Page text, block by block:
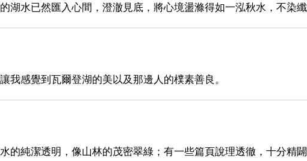
湖水已然匯入心間，澄澈見底，將心境盪滌得如一泓秋水，不染
我感覺到瓦爾登湖的美以及那邊人的樸素善良。
的純潔透明，像山林的茂密翠綠；有一些篇頁說理透徹，十分精